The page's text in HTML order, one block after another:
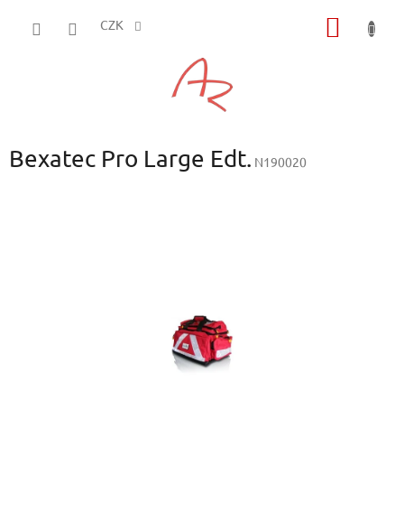
CZK
Bexatec Pro Large Edt. N190020